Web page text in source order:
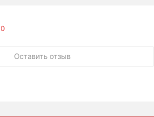
0
Оставить отзыв
ни одного отзыва. Вы можете стать